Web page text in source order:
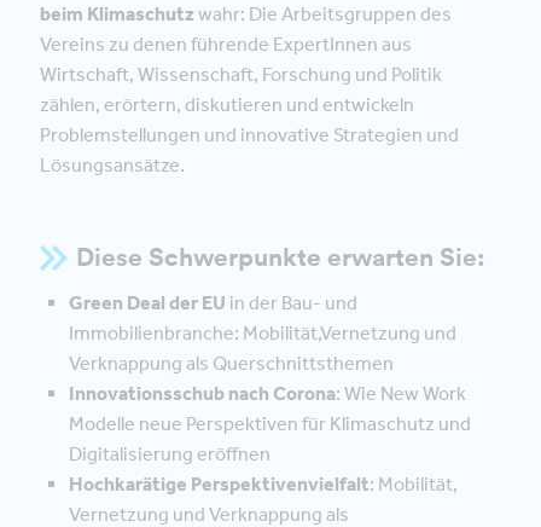
beim Klimaschutz wahr: Die Arbeitsgruppen des
Vereins zu denen führende ExpertInnen aus
Wirtschaft, Wissenschaft, Forschung und Politik
zählen, erörtern, diskutieren und entwickeln
Problemstellungen und innovative Strategien und
Lösungsansätze.
Diese Schwerpunkte erwarten Sie:
Green Deal der EU in der Bau- und
Immobilienbranche: Mobilität,Vernetzung und
Verknappung als Querschnittsthemen
Innovationsschub nach Corona: Wie New Work
Modelle neue Perspektiven für Klimaschutz und
Digitalisierung eröffnen
Hochkarätige Perspektivenvielfalt: Mobilität,
Vernetzung und Verknappung als